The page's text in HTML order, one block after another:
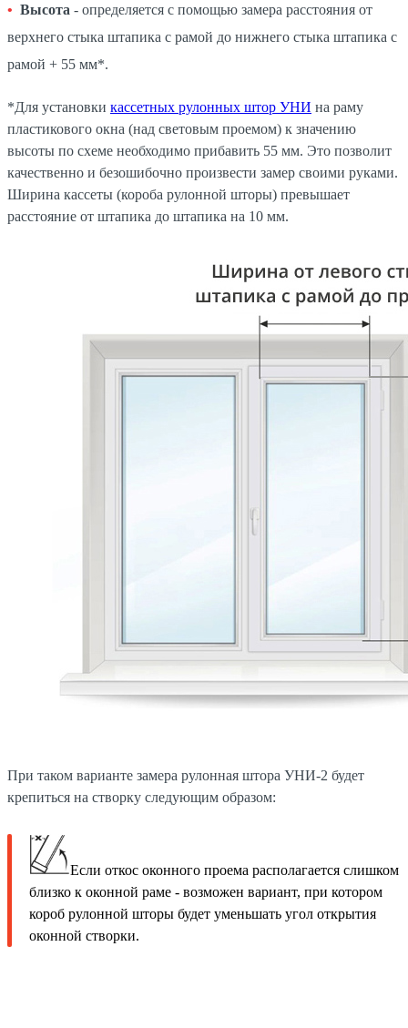
Высота - определяется с помощью замера расстояния от
верхнего стыка штапика с рамой до нижнего стыка штапика с
рамой + 55 мм*.
*Для установки кассетных рулонных штор УНИ на раму
пластикового окна (над световым проемом) к значению
высоты по схеме необходимо прибавить 55 мм. Это позволит
качественно и безошибочно произвести замер своими руками.
Ширина кассеты (короба рулонной шторы) превышает
расстояние от штапика до штапика на 10 мм.
При таком варианте замера рулонная штора УНИ-2 будет
крепиться на створку следующим образом:
Если откос оконного проема располагается слишком
близко к оконной раме - возможен вариант, при котором
короб рулонной шторы будет уменьшать угол открытия
оконной створки.